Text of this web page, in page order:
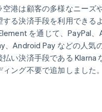
港は顧客の多様なニーズ
る決済手段を利用できる
を通じて、PayPal、
、Android Pay などの人気
払い決済手段である Klarna
ング不要で追加しました。